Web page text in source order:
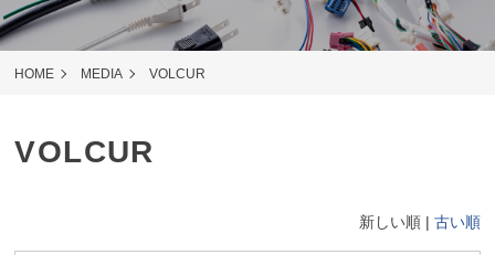
HOME MEDIA VOLCUR
VOLCUR
新しい順 | 古い順